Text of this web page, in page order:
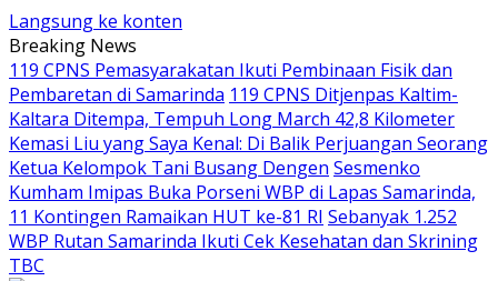
Langsung ke konten
Breaking News
119 CPNS Pemasyarakatan Ikuti Pembinaan Fisik dan
Pembaretan di Samarinda 119 CPNS Ditjenpas Kaltim-
Kaltara Ditempa, Tempuh Long March 42,8 Kilometer
Kemasi Liu yang Saya Kenal: Di Balik Perjuangan Seorang
Ketua Kelompok Tani Busang Dengen Sesmenko
Kumham Imipas Buka Porseni WBP di Lapas Samarinda,
11 Kontingen Ramaikan HUT ke-81 RI Sebanyak 1.252
WBP Rutan Samarinda Ikuti Cek Kesehatan dan Skrining
TBC